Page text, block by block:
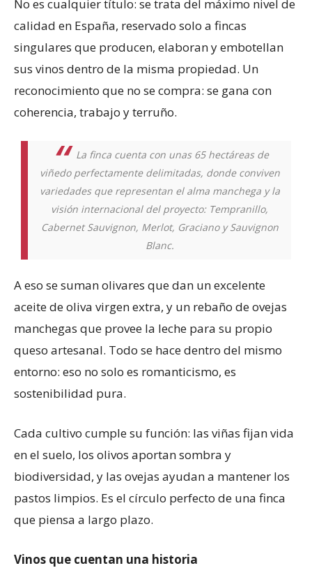
No es cualquier título: se trata del máximo nivel de
calidad en España, reservado solo a fincas
singulares que producen, elaboran y embotellan
sus vinos dentro de la misma propiedad. Un
reconocimiento que no se compra: se gana con
coherencia, trabajo y terruño.
La finca cuenta con unas 65 hectáreas de
viñedo perfectamente delimitadas, donde conviven
variedades que representan el alma manchega y la
visión internacional del proyecto: Tempranillo,
Cabernet Sauvignon, Merlot, Graciano y Sauvignon
Blanc.
A eso se suman olivares que dan un excelente
aceite de oliva virgen extra, y un rebaño de ovejas
manchegas que provee la leche para su propio
queso artesanal. Todo se hace dentro del mismo
entorno: eso no solo es romanticismo, es
sostenibilidad pura.
Cada cultivo cumple su función: las viñas fijan vida
en el suelo, los olivos aportan sombra y
biodiversidad, y las ovejas ayudan a mantener los
pastos limpios. Es el círculo perfecto de una finca
que piensa a largo plazo.
Vinos que cuentan una historia